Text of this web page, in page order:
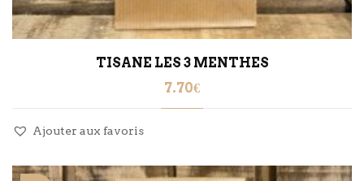
TISANE LES 3 MENTHES
7.70€
Ajouter aux favoris